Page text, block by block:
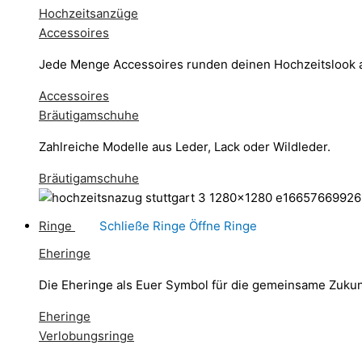
Hochzeitsanzüge
Accessoires
Jede Menge Accessoires runden deinen Hochzeitslook
Accessoires
Bräutigamschuhe
Zahlreiche Modelle aus Leder, Lack oder Wildleder.
Bräutigamschuhe
Ringe Schließe Ringe Öffne Ringe
Eheringe
Die Eheringe als Euer Symbol für die gemeinsame
Eheringe
Verlobungsringe